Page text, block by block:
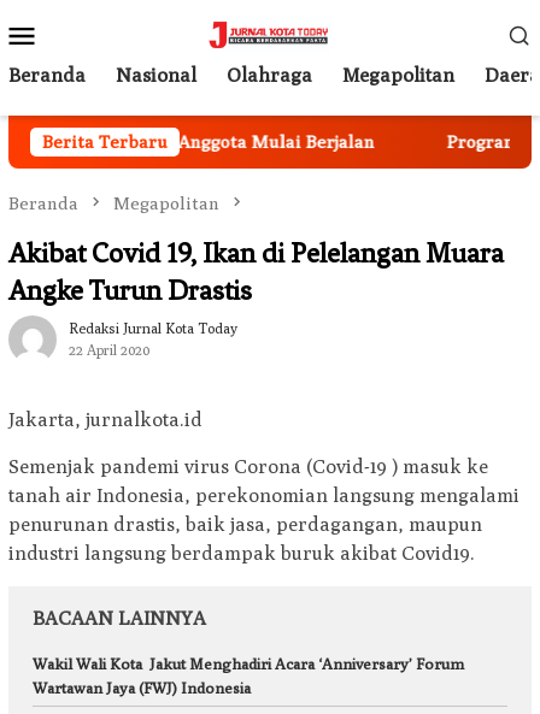
ke
kontenMobile
Beranda Nasional Olahraga Megapolitan
Berita Terbaru
Rekrutmen Anggota Mulai Berjalan Program
Beranda Megapolitan
Akibat Covid 19, Ikan di Pelelangan Muara
Angke Turun Drastis
Redaksi Jurnal Kota Today
22 April 2020
Jakarta, jurnalkota.id
Semenjak pandemi virus Corona (Covid-19 ) masuk ke
tanah air Indonesia, perekonomian langsung mengalami
penurunan drastis, baik jasa, perdagangan, maupun
industri langsung berdampak buruk akibat Covid19.
BACAAN LAINNYA
Wakil Wali Kota Jakut Menghadiri Acara ‘Anniversary’ Forum
Wartawan Jaya (FWJ) Indonesia